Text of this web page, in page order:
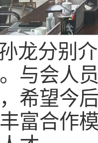
龙分别
与会人
希望今
富合作